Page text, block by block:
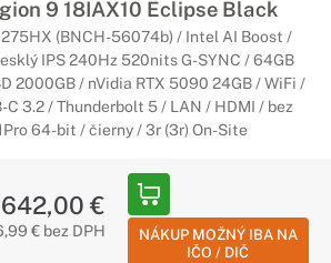
9 18IAX10 Eclipse Black
(BNCH-56074b) / Intel AI Boost /
IPS 240Hz 520nits G-SYNC / 64GB
2000GB / nVidia RTX 5090 24GB / WiFi /
C 3.2 / Thunderbolt 5 / LAN / HDMI / bez
64-bit / čierny / 3r (3r) On-Site
€
€ bez DPH
NÁKUP MOŽNÝ IBA NA
IČO / DIČ